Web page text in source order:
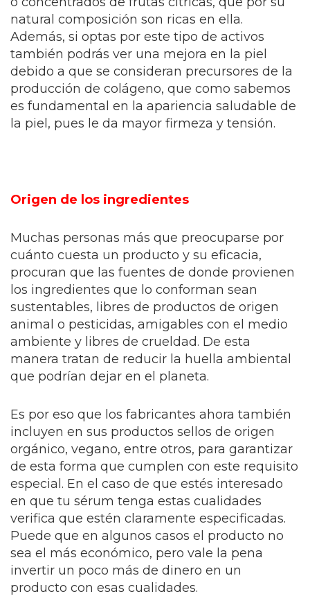
natural composición son ricas en ella.
Además, si optas por este tipo de activos
también podrás ver una mejora en la piel
debido a que se consideran precursores de la
producción de colágeno, que como sabemos
es fundamental en la apariencia saludable de
la piel, pues le da mayor firmeza y tensión.
Origen de los ingredientes
Muchas personas más que preocuparse por
cuánto cuesta un producto y su eficacia,
procuran que las fuentes de donde provienen
los ingredientes que lo conforman sean
sustentables, libres de productos de origen
animal o pesticidas, amigables con el medio
ambiente y libres de crueldad. De esta
manera tratan de reducir la huella ambiental
que podrían dejar en el planeta.
Es por eso que los fabricantes ahora también
incluyen en sus productos sellos de origen
orgánico, vegano, entre otros, para garantizar
de esta forma que cumplen con este requisito
especial. En el caso de que estés interesado
en que tu sérum tenga estas cualidades
verifica que estén claramente especificadas.
Puede que en algunos casos el producto no
sea el más económico, pero vale la pena
invertir un poco más de dinero en un
producto con esas cualidades.